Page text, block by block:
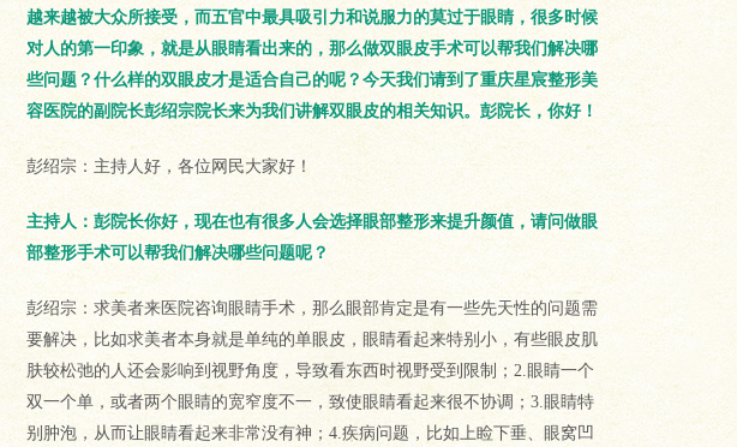
越来越被大众所接受，而五官中最具吸引力和说服力的莫过于眼睛，很多时候
对人的第一印象，就是从眼睛看出来的，那么做双眼皮手术可以帮我们解决哪
些问题？什么样的双眼皮才是适合自己的呢？今天我们请到了重庆星宸整形美
容医院的副院长彭绍宗院长来为我们讲解双眼皮的相关知识。彭院长，你好！
彭绍宗：主持人好，各位网民大家好！
主持人：彭院长你好，现在也有很多人会选择眼部整形来提升颜值，请问做眼
部整形手术可以帮我们解决哪些问题呢？
彭绍宗：求美者来医院咨询眼睛手术，那么眼部肯定是有一些先天性的问题需
要解决，比如求美者本身就是单纯的单眼皮，眼睛看起来特别小，有些眼皮肌
肤较松弛的人还会影响到视野角度，导致看东西时视野受到限制；2.眼睛一个
双一个单，或者两个眼睛的宽窄度不一，致使眼睛看起来很不协调；3.眼睛特
别肿泡，从而让眼睛看起来非常没有神；4.疾病问题，比如上睑下垂、眼窝凹